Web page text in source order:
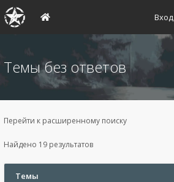
Вход
Темы без ответов
Перейти к расширенному поиску
Найдено 19 результатов
Темы